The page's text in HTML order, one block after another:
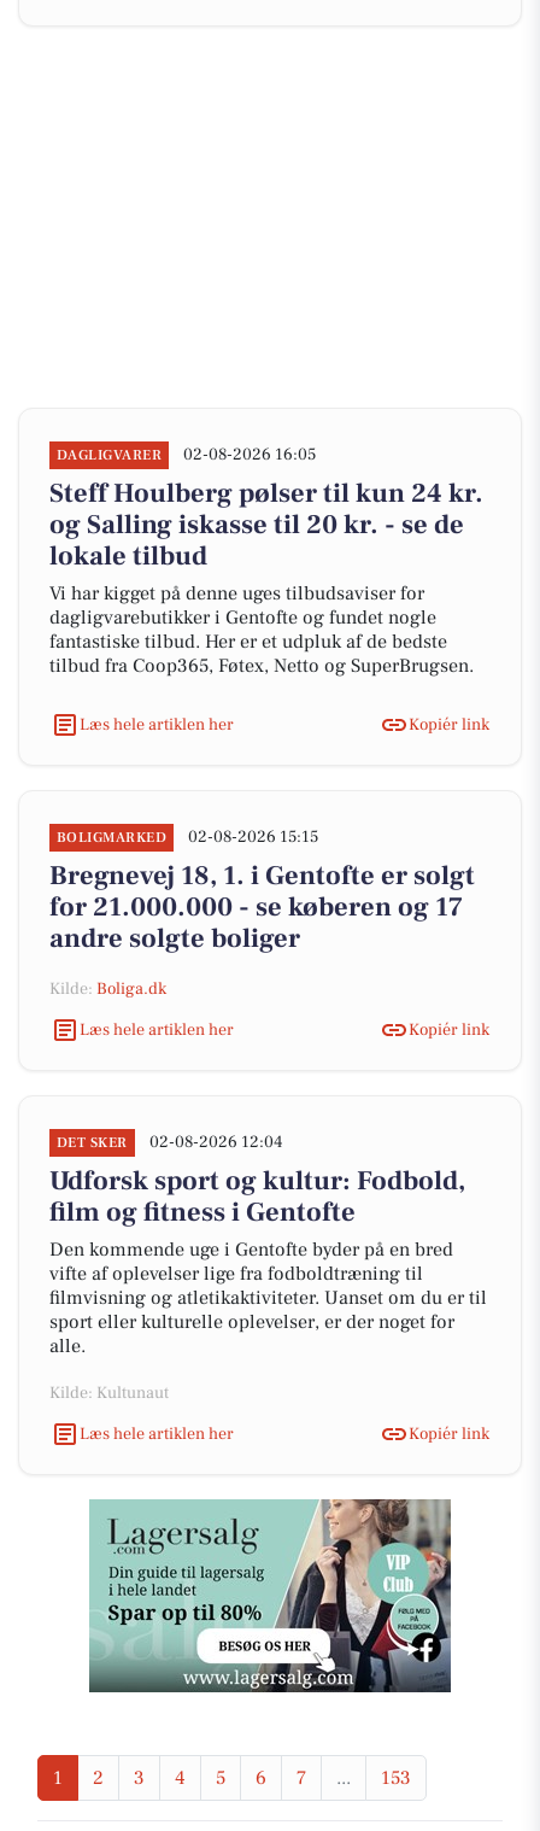
DAGLIGVARER 02-08-2026 16:05
Steff Houlberg pølser til kun 24 kr.
og Salling iskasse til 20 kr. - se de
lokale tilbud
Vi har kigget på denne uges tilbudsaviser for
dagligvarebutikker i Gentofte og fundet nogle
fantastiske tilbud. Her er et udpluk af de bedste
tilbud fra Coop365, Føtex, Netto og SuperBrugsen.
Læs hele artiklen her Kopiér link
BOLIGMARKED 02-08-2026 15:15
Bregnevej 18, 1. i Gentofte er solgt
for 21.000.000 - se køberen og 17
andre solgte boliger
Kilde: Boliga.dk
Læs hele artiklen her
Kopiér link
DET SKER 02-08-2026 12:04
Udforsk sport og kultur: Fodbold,
film og fitness i Gentofte
Den kommende uge i Gentofte byder på en bred
vifte af oplevelser lige fra fodboldtræning til
filmvisning og atletikaktiviteter. Uanset om du er til
sport eller kulturelle oplevelser, er der noget for
alle.
Kilde: Kultunaut
Læs hele artiklen her
Kopiér link
1 2 3 4 5 6 7 ... 153